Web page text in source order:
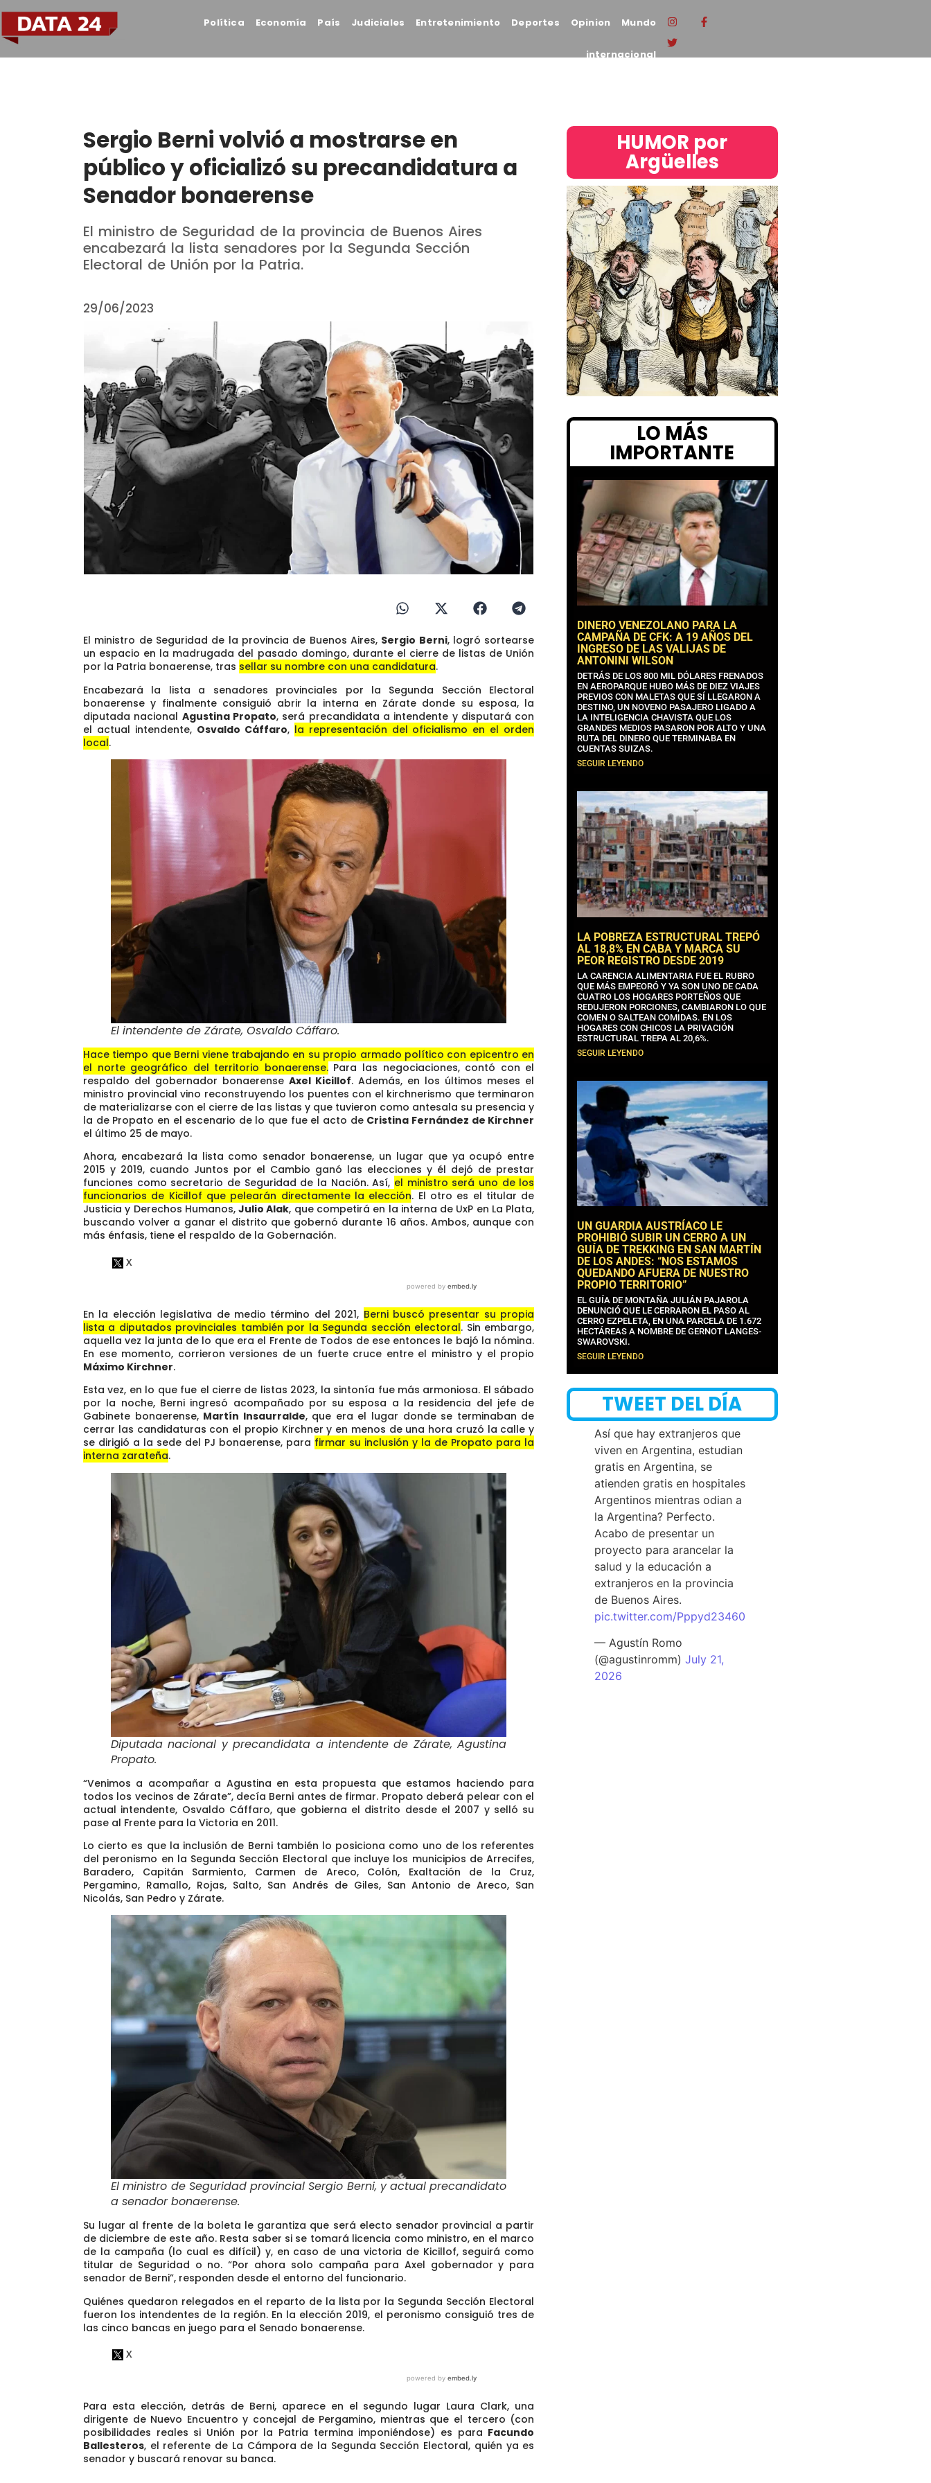
Política Economía País Judiciales Entretenimiento Deportes Opinion Mundo
internacional
Sergio Berni volvió a mostrarse en
público y oficializó su precandidatura a
Senador bonaerense
El ministro de Seguridad de la provincia de Buenos Aires
encabezará la lista senadores por la Segunda Sección
Electoral de Unión por la Patria.
29/06/2023
El ministro de Seguridad de la provincia de Buenos Aires, Sergio Berni, logró sortearse
un espacio en la madrugada del pasado domingo, durante el cierre de listas de Unión
por la Patria bonaerense, tras sellar su nombre con una candidatura.
Encabezará la lista a senadores provinciales por la Segunda Sección Electoral
bonaerense y finalmente consiguió abrir la interna en Zárate donde su esposa, la
diputada nacional Agustina Propato, será precandidata a intendente y disputará con
el actual intendente, Osvaldo Cáffaro, la representación del oficialismo en el orden
local.
El intendente de Zárate, Osvaldo Cáffaro.
Hace tiempo que Berni viene trabajando en su propio armado político con epicentro en
el norte geográfico del territorio bonaerense.Para las negociaciones, contó con el
respaldo del gobernador bonaerenseAxel Kicillof. Además, en los últimos meses el
ministro provincial vino reconstruyendo los puentes con el kirchnerismo que terminaron
de materializarse con el cierre de las listas y que tuvieron como antesala su presencia y
la de Propato en el escenario de lo que fue el acto de Cristina Fernández de Kirchner
el último 25 de mayo.
Ahora, encabezará la lista como senador bonaerense, un lugar que ya ocupó entre
2015 y 2019, cuando Juntos por el Cambio ganó las elecciones y él dejó de prestar
funciones como secretario de Seguridad de la Nación. Así, el ministro será uno de los
funcionarios de Kicillof que pelearán directamente la elección. El otro es el titular de
Justicia y Derechos Humanos,Julio Alak, que competirá en la interna de UxP en La Plata,
buscando volver a ganar el distrito que gobernó durante 16 años. Ambos, aunque con
más énfasis, tiene el respaldo de la Gobernación.
En la elección legislativa de medio término del 2021, Berni buscó presentar su propia
lista a diputados provinciales también por la Segunda sección electoral. Sin embargo,
aquella vez la junta de lo que era el Frente de Todos de ese entonces le bajó la nómina.
En ese momento, corrieron versiones de un fuerte cruce entre el ministro y el propio
Máximo Kirchner.
Esta vez, en lo que fue el cierre de listas 2023, la sintonía fue más armoniosa. El sábado
por la noche, Berni ingresó acompañado por su esposa a la residencia del jefe de
Gabinete bonaerense, Martín Insaurralde, que era el lugar donde se terminaban de
cerrar las candidaturas con el propio Kirchner y en menos de una hora cruzó la calle y
se dirigió a la sede del PJ bonaerense, para firmar su inclusión y la de Propato para la
interna zarateña.
Diputada nacional y precandidata a intendente de Zárate, Agustina
Propato.
“Venimos a acompañar a Agustina en esta propuesta que estamos haciendo para
todos los vecinos de Zárate”, decía Berni antes de firmar. Propato deberá pelear con el
actual intendente, Osvaldo Cáffaro, que gobierna el distrito desde el 2007 y selló su
pase al Frente para la Victoria en 2011.
Lo cierto es que la inclusión de Berni también lo posiciona como uno de los referentes
del peronismo en la Segunda Sección Electoral que incluye los municipios de Arrecifes,
Baradero, Capitán Sarmiento, Carmen de Areco, Colón, Exaltación de la Cruz,
Pergamino, Ramallo, Rojas, Salto, San Andrés de Giles, San Antonio de Areco, San
Nicolás, San Pedro y Zárate.
El ministro de Seguridad provincial Sergio Berni, y actual precandidato
a senador bonaerense.
Su lugar al frente de la boleta le garantiza que será electo senador provincial a partir
de diciembre de este año. Resta saber si se tomará licencia como ministro, en el marco
de la campaña (lo cual es difícil) y, en caso de una victoria de Kicillof, seguirá como
titular de Seguridad o no. “Por ahora solo campaña para Axel gobernador y para
senador de Berni”, responden desde el entorno del funcionario.
Quiénes quedaron relegados en el reparto de la lista por la Segunda Sección Electoral
fueron los intendentes de la región. En la elección 2019, el peronismo consiguió tres de
las cinco bancas en juego para el Senado bonaerense.
Para esta elección, detrás de Berni, aparece en el segundo lugar Laura Clark, una
dirigente de Nuevo Encuentro y concejal de Pergamino, mientras que el tercero (con
posibilidades reales si Unión por la Patria termina imponiéndose) es para Facundo
Ballesteros, el referente de La Cámpora de la Segunda Sección Electoral, quién ya es
senador y buscará renovar su banca.
HUMOR por
Argüelles​
LO MÁS
IMPORTANTE
DINERO VENEZOLANO PARA LA
CAMPAÑA DE CFK: A 19 AÑOS DEL
INGRESO DE LAS VALIJAS DE
ANTONINI WILSON
DETRÁS DE LOS 800 MIL DÓLARES FRENADOS
EN AEROPARQUE HUBO MÁS DE DIEZ VIAJES
PREVIOS CON MALETAS QUE SÍ LLEGARON A
DESTINO, UN NOVENO PASAJERO LIGADO A
LA INTELIGENCIA CHAVISTA QUE LOS
GRANDES MEDIOS PASARON POR ALTO Y UNA
RUTA DEL DINERO QUE TERMINABA EN
CUENTAS SUIZAS.
SEGUIR LEYENDO
LA POBREZA ESTRUCTURAL TREPÓ
AL 18,8% EN CABA Y MARCA SU
PEOR REGISTRO DESDE 2019
LA CARENCIA ALIMENTARIA FUE EL RUBRO
QUE MÁS EMPEORÓ Y YA SON UNO DE CADA
CUATRO LOS HOGARES PORTEÑOS QUE
REDUJERON PORCIONES, CAMBIARON LO QUE
COMEN O SALTEAN COMIDAS. EN LOS
HOGARES CON CHICOS LA PRIVACIÓN
ESTRUCTURAL TREPA AL 20,6%.
SEGUIR LEYENDO
UN GUARDIA AUSTRÍACO LE
PROHIBIÓ SUBIR UN CERRO A UN
GUÍA DE TREKKING EN SAN MARTÍN
DE LOS ANDES: “NOS ESTAMOS
QUEDANDO AFUERA DE NUESTRO
PROPIO TERRITORIO”
EL GUÍA DE MONTAÑA JULIÁN PAJAROLA
DENUNCIÓ QUE LE CERRARON EL PASO AL
CERRO EZPELETA, EN UNA PARCELA DE 1.672
HECTÁREAS A NOMBRE DE GERNOT LANGES-
SWAROVSKI.
SEGUIR LEYENDO
TWEET DEL DÍA
Así que hay extranjeros que
viven en Argentina, estudian
gratis en Argentina, se
atienden gratis en hospitales
Argentinos mientras odian a
la Argentina? Perfecto.
Acabo de presentar un
proyecto para arancelar la
salud y la educación a
extranjeros en la provincia
de Buenos Aires.
pic.twitter.com/Pppyd23460
— Agustín Romo
(@agustinromm)July 21,
2026